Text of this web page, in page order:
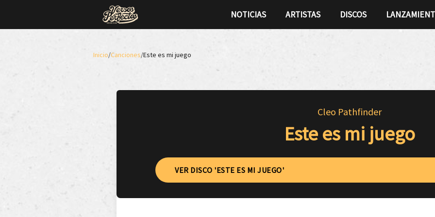
NOTICIAS ARTISTAS DISCOS
Inicio/Canciones/Este es mi juego
Cleo Pathfinder
Este es mi juego
VER DISCO 'ESTE ES MI JUEGO'